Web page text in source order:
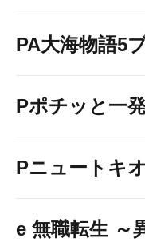
PA大海物語5
Pポチッと一
Pニュートキ
e 無職転生 ～